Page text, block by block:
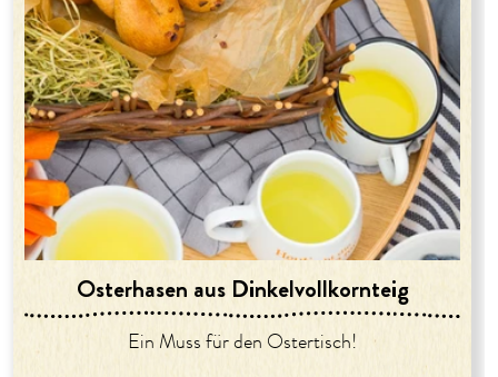
Osterhasen aus Dinkelvollkornteig
Ein Muss für den Ostertisch!